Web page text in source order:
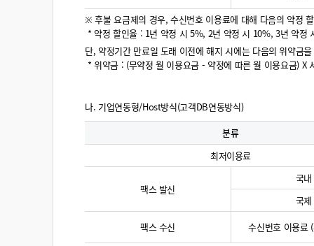
※ 후불 요금제의 경우, 수신번호 이용료에 대해 다음의 약정
* 약정 할인율 : 1년 약정 시 5%, 2년 약정 시 10%, 3년 약정
단, 약정기간 만료일 도래 이전에 해지 시에는 다음의 위약금
* 위약금 : (무약정 월 이용요금 - 약정에 따른 월 이용요금) X
나. 기업연동형/Host방식(고객DB연동방식)
분류
최저이용료
팩스 발신
국내
국제
팩스 수신
수신번호 이용료